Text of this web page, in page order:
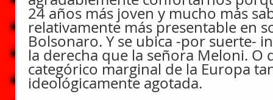
24 años más joven y mucho más
relativamente más presentable en
Bolsonaro. Y se ubica -por suerte-
la derecha que la señora Meloni.
categórico marginal de la Europa
ideológicamente agotada.